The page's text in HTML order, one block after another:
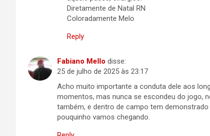
Diretamente de Natal RN
Coloradamente Melo
Reply
Fabiano Mello disse:
25 de julho de 2025 às 23:17
Acho muito importante a conduta dele aos
momentos, mas nunca se escondeu do jogo,
também, e dentro de campo tem
pouquinho vamos chegando.